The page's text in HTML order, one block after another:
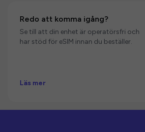
Redo att komma igång?
Se till att din enhet är operatörsfri och
har stöd för eSIM innan du beställer.
Läs mer